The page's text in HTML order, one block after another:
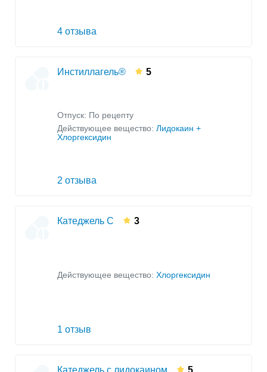
4 отзыва
Инстиллагель® 5
Отпуск: По рецепту
Действующее вещество: Лидокаин +
Хлоргексидин
2 отзыва
Катеджель С 3
Действующее вещество: Хлоргексидин
1 отзыв
Катеджель с лидокаином 5